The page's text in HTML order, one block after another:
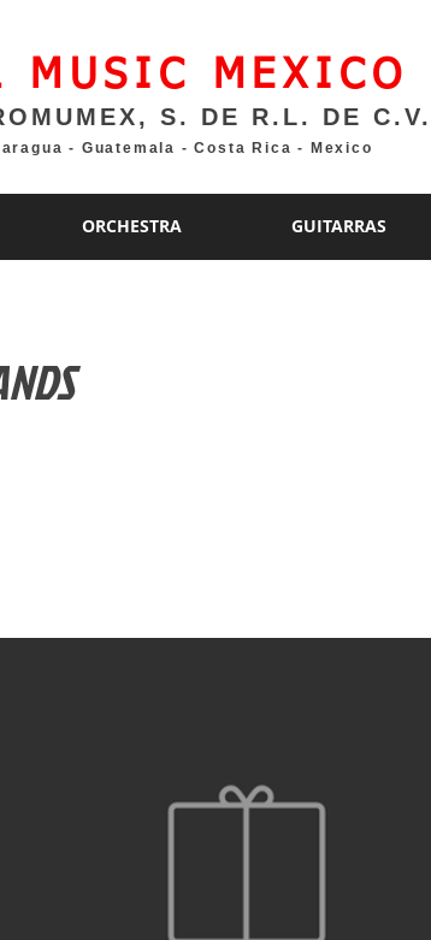
MUSIC MEXICO
S. DE R.L. DE C.V.
- Guatemala - Costa Rica - Mexico
ORCHESTRA GUITARRAS